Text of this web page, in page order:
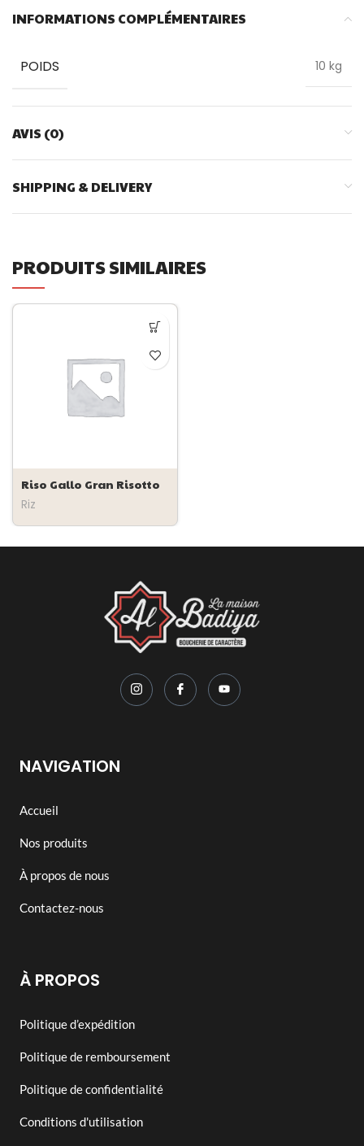
INFORMATIONS COMPLÉMENTAIRES
POIDS 10 kg
AVIS (0)
SHIPPING & DELIVERY
PRODUITS SIMILAIRES
Riso Gallo Gran Risotto
Riz
NAVIGATION
Accueil
Nos produits
À propos de nous
Contactez-nous
À PROPOS
Politique d’expédition
Politique de remboursement
Politique de confidentialité
Conditions d'utilisation